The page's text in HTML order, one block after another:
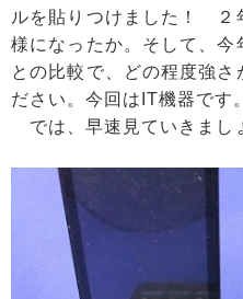
ルを貼りつけました！ ２
様になったか。そして、
との比較で、どの程度強さ
ださい。今回はIT機器です。
では、早速見ていきまし